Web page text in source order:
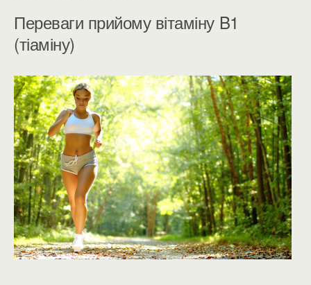
Переваги прийому вітаміну B1
(тіаміну)